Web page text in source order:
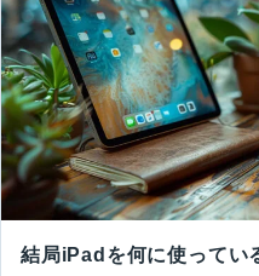
結局iPadを何に使ってい